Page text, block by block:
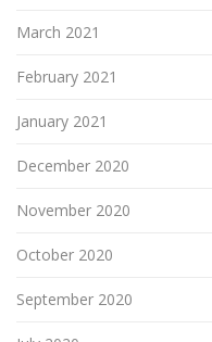
March 2021
February 2021
January 2021
December 2020
November 2020
October 2020
September 2020